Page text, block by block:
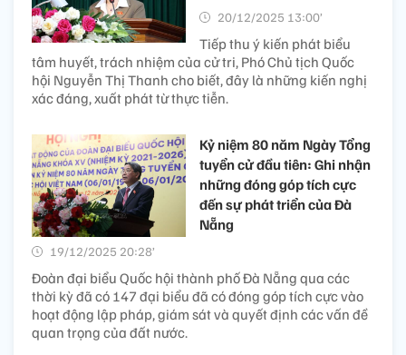
20/12/2025 13:00’
Tiếp thu ý kiến phát biểu
tâm huyết, trách nhiệm của cử tri, Phó Chủ tịch Quốc
hội Nguyễn Thị Thanh cho biết, đây là những kiến nghị
xác đáng, xuất phát từ thực tiễn.
Kỷ niệm 80 năm Ngày Tổng
tuyển cử đầu tiên: Ghi nhận
những đóng góp tích cực
đến sự phát triển của Đà
Nẵng
19/12/2025 20:28’
Đoàn đại biểu Quốc hội thành phố Đà Nẵng qua các
thời kỳ đã có 147 đại biểu đã có đóng góp tích cực vào
hoạt động lập pháp, giám sát và quyết định các vấn đề
quan trọng của đất nước.